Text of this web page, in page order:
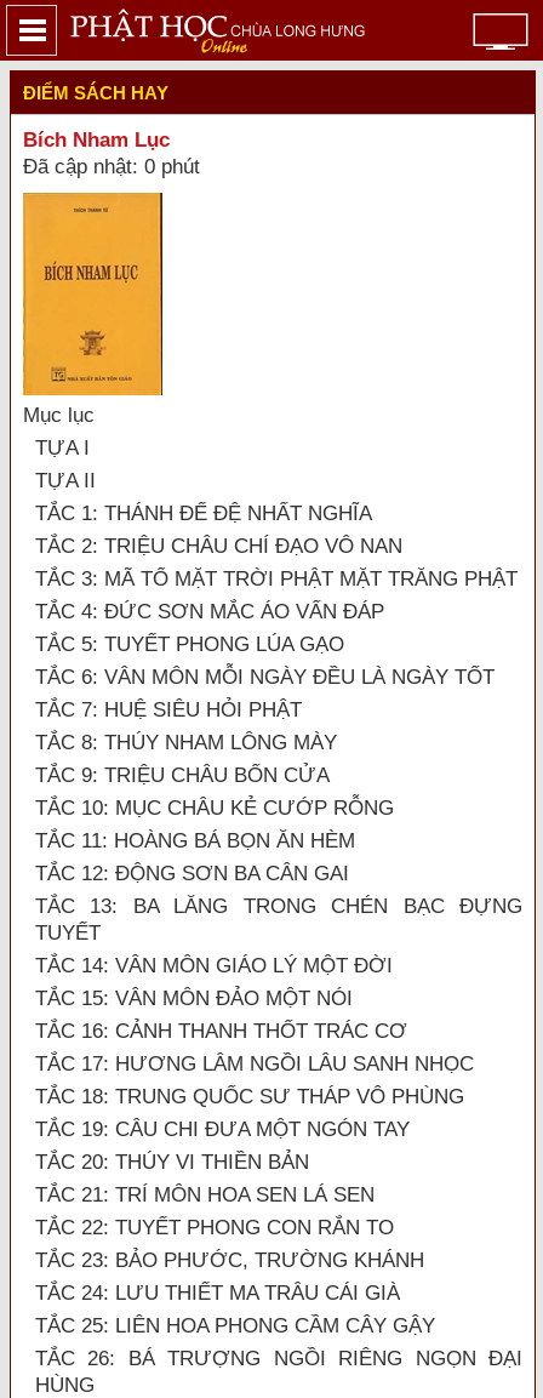
ĐIỂM SÁCH HAY
Bích Nham Lục
Đã cập nhật: 0 phút
Mục lục
TỰA I
TỰA II
TẮC 1: THÁNH ĐẾ ĐỆ NHẤT NGHĨA
TẮC 2: TRIỆU CHÂU CHÍ ĐẠO VÔ NAN
TẮC 3: MÃ TỔ MẶT TRỜI PHẬT MẶT TRĂNG PHẬT
TẮC 4: ĐỨC SƠN MẮC ÁO VẤN ĐÁP
TẮC 5: TUYẾT PHONG LÚA GẠO
TẮC 6: VÂN MÔN MỖI NGÀY ĐỀU LÀ NGÀY TỐT
TẮC 7: HUỆ SIÊU HỎI PHẬT
TẮC 8: THÚY NHAM LÔNG MÀY
TẮC 9: TRIỆU CHÂU BỐN CỬA
TẮC 10: MỤC CHÂU KẺ CƯỚP RỖNG
TẮC 11: HOÀNG BÁ BỌN ĂN HÈM
TẮC 12: ĐỘNG SƠN BA CÂN GAI
TẮC 13: BA LĂNG TRONG CHÉN BẠC ĐỰNG
TUYẾT
TẮC 14: VÂN MÔN GIÁO LÝ MỘT ĐỜI
TẮC 15: VÂN MÔN ĐẢO MỘT NÓI
TẮC 16: CẢNH THANH THỐT TRÁC CƠ
TẮC 17: HƯƠNG LÂM NGỒI LÂU SANH NHỌC
TẮC 18: TRUNG QUỐC SƯ THÁP VÔ PHÙNG
TẮC 19: CÂU CHI ĐƯA MỘT NGÓN TAY
TẮC 20: THÚY VI THIỀN BẢN
TẮC 21: TRÍ MÔN HOA SEN LÁ SEN
TẮC 22: TUYẾT PHONG CON RẮN TO
TẮC 23: BẢO PHƯỚC, TRƯỜNG KHÁNH
TẮC 24: LƯU THIẾT MA TRÂU CÁI GIÀ
TẮC 25: LIÊN HOA PHONG CẦM CÂY GẬY
TẮC 26: BÁ TRƯỢNG NGỒI RIÊNG NGỌN ĐẠI
HÙNG